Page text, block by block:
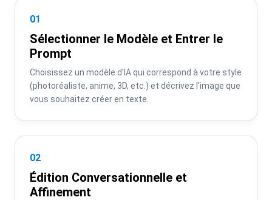
01
Sélectionner le Modèle et Entrer le
Prompt
Choisissez un modèle d'IA qui correspond à votre style
(photoréaliste, anime, 3D, etc.) et décrivez l'image que
vous souhaitez créer en texte.
02
Édition Conversationnelle et
Affinement